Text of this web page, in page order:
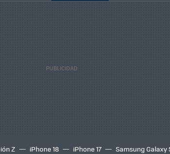
Z iPhone 18 iPhone 17 Samsung Galaxy